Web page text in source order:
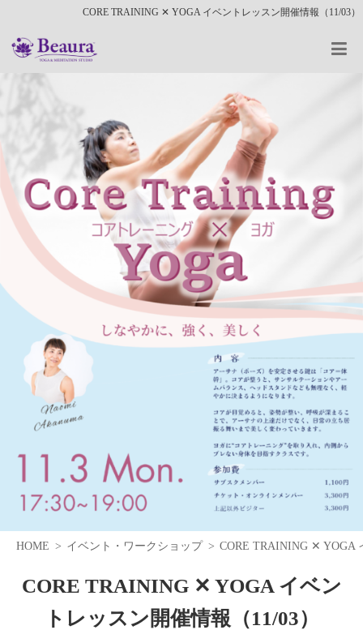
CORE TRAINING ✕ YOGA イベントレッスン開催情報（11/03）
HOME イベント・ワークショップ CORE TRAINING ✕ YOGA
CORE TRAINING ✕ YOGA イベン
トレッスン開催情報（11/03）